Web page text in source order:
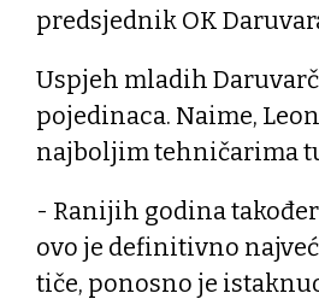
predsjednik OK
Uspjeh mladih
pojedinaca. Naime,
najboljim tehničarima
- Ranijih godina
ovo je definitivno
tiče, ponosno je